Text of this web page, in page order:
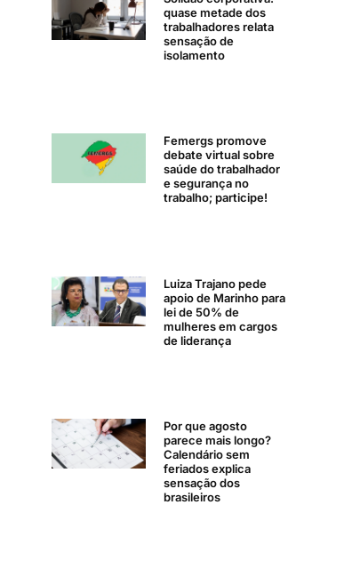
quase metade dos
trabalhadores relata
sensação de
isolamento
Femergs promove
debate virtual sobre
saúde do trabalhador
e segurança no
trabalho; participe!
Luiza Trajano pede
apoio de Marinho para
lei de 50% de
mulheres em cargos
de liderança
Por que agosto
parece mais longo?
Calendário sem
feriados explica
sensação dos
brasileiros